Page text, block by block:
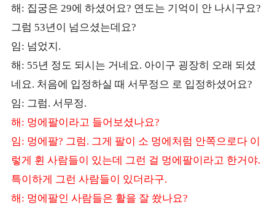
해: 집궁은 29에 하셨어요? 연도는 기억이 안 나시구요?
그럼 53년이 넘으셨는데요?
임: 넘었지.
해: 55년 정도 되시는 거네요. 아이구 굉장히 오래 되셨
네요. 처음에 입정하실 때 서무정으 로 입정하셨어요?
임: 그럼. 서무정.
해: 멍에팔이라고 들어보셨나요?
임: 멍에팔? 그럼. 그게 팔이 소 멍에처럼 안쪽으로다 이
렇게 휜 사람들이 있는데 그런 걸 멍에팔이라고 한거야.
특이하게 그런 사람들이 있더라구.
해: 멍에팔인 사람들은 활을 잘 쐈나요?